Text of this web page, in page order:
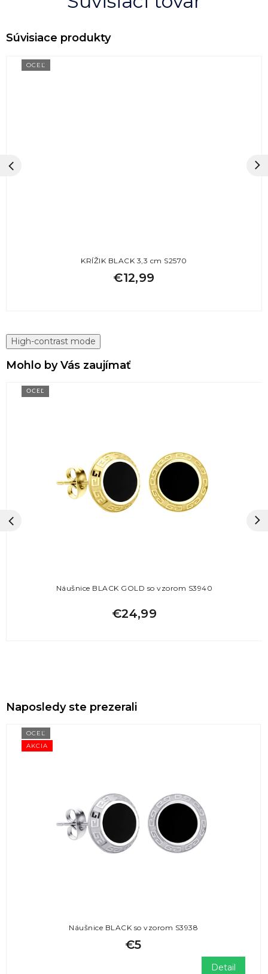
OCEĽ
KRÍŽIK BLACK 3,3 cm S2570
€12,99
High-contrast mode
Mohlo by Vás zaujímať
OCEĽ
Náušnice BLACK GOLD so vzorom S3940
€24,99
Naposledy ste prezerali
AKCIA
OCEĽ
Náušnice BLACK so vzorom S3938
€5
Detail